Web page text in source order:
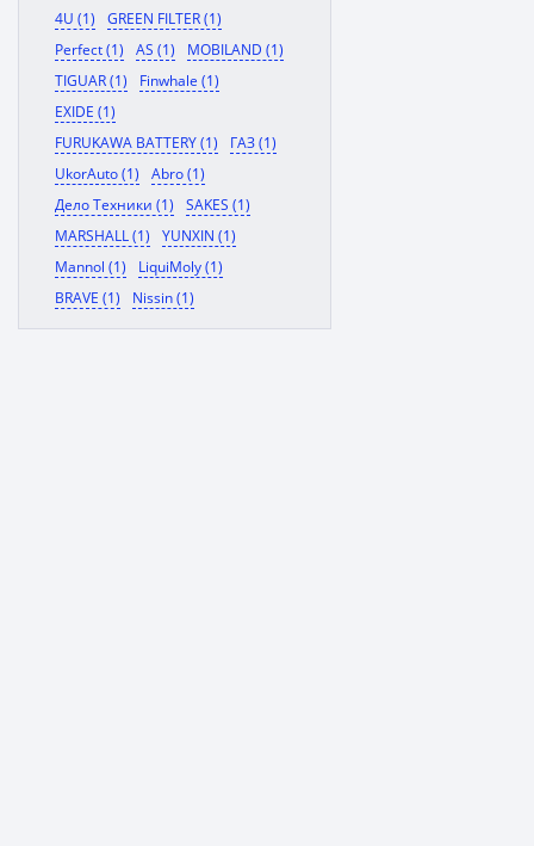
4U (1)
GREEN FILTER (1)
Perfect (1)
AS (1)
MOBILAND (1)
TIGUAR (1)
Finwhale (1)
EXIDE (1)
FURUKAWA BATTERY (1)
ГАЗ (1)
UkorAuto (1)
Abro (1)
Дело Техники (1)
SAKES (1)
MARSHALL (1)
YUNXIN (1)
Mannol (1)
LiquiMoly (1)
BRAVE (1)
Nissin (1)